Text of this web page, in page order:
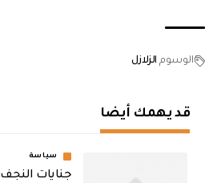
الوسوم الزلازل
قد يهمك أيضا
سياسة